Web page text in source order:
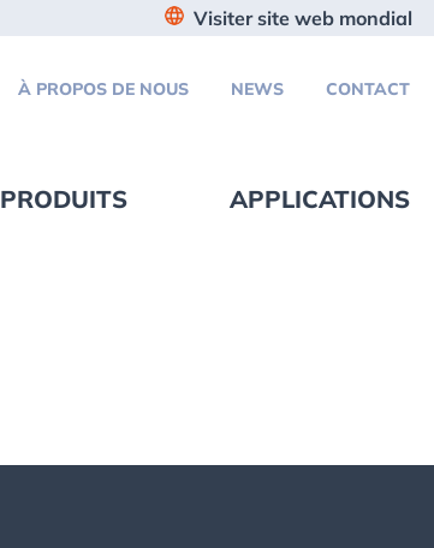
Visiter site web mondial
À PROPOS DE NOUS NEWS CONTACT
PRODUITS APPLICATIONS